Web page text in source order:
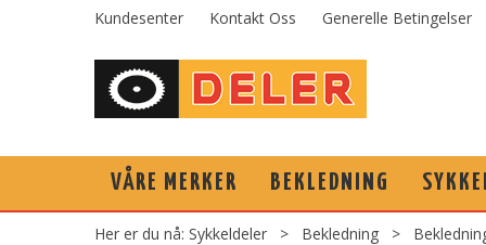
Kundesenter Kontakt Oss Generelle Betingelser
VÅRE MERKER BEKLEDNING
Her er du nå: Sykkeldeler > Bekledning >